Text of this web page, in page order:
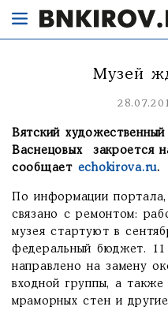
Музей
Вятский
Васнецовых закроется
сообщает echokirova.ru.
По информации портала,
связано с ремонтом:
музея стартуют в
федеральный бюджет.
направлено на замену
входной группы, а также
мраморных стен и